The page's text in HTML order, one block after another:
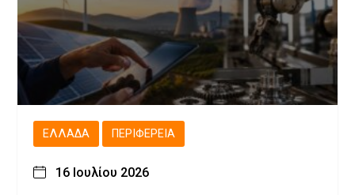
ΕΛΛΆΔΑ ΠΕΡΙΦΈΡΕΙΑ
16 Ιουλίου 2026